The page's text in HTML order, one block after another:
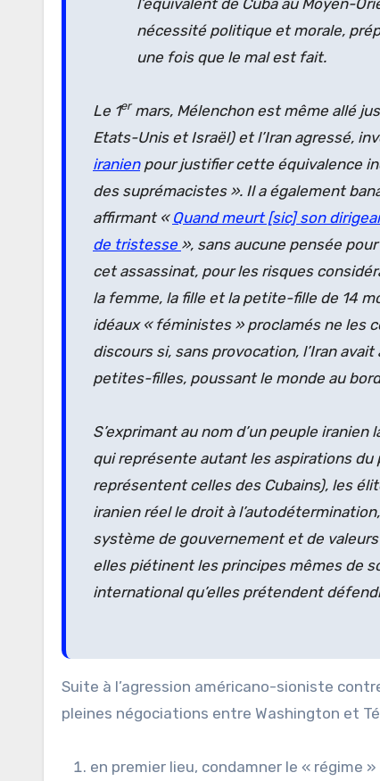
nécessité politique et morale,
une fois que le mal est fait.
Le 1ermars, Mélenchon est même allé
Etats-Unis et Israël) et l’Iran agressé,
iranienpour justifier cette équivalence
des suprémacistes ». Il a également
affirmant « Quand meurt [sic] son
de tristesse », sans aucune pensée
cet assassinat, pour les risques
la femme, la fille et la petite-fille de 14
idéaux « féministes » proclamés ne les
discours si, sans provocation, l’Iran
petites-filles, poussant le monde au
S’exprimant au nom d’un peuple
qui représente autant les aspirations
représentent celles des Cubains), les
iranien réel le droit à
système de gouvernement et de
elles piétinent les principes mêmes de
international qu’elles prétendent
Suite à l’agression américano-sioniste contre l’Iran le 28 février 2026, acte d’une immense perfidie perpétré en
pleines négociations entre Washington et
en premier lieu, condamner le « régime